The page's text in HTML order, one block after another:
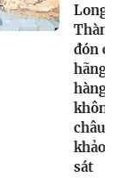
Long
Thành
đón
hãng
hàng
không
châu Á
khảo
sát